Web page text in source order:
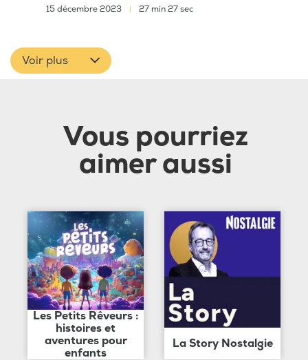
15 décembre 2023 27 min 27 sec
Voir plus
Vous pourriez
aimer aussi
Les Petits Rêveurs :
histoires et
aventures pour
enfants
La Story Nostalgie